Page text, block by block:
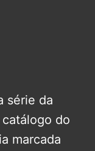
série da
do
marcada